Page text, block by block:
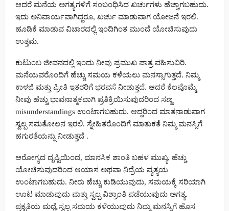
ಆದರೆ ಮನೆಯ ಅಗತ್ಯಗಳಿಗೆ ಸಂಬಂಧಿಸಿದ ಖರ್ಚುಗಳು ಹೆಚ್ಚಾಗಬಹುದು.
ಇದು ಅನಿವಾರ್ಯವಾಗಿದ್ದರೂ, ಖರ್ಚು ಮಾಡುವಾಗ ಯೋಜನೆ ಇರಲಿ.
ಹೂಡಿಕೆ ಮಾಡುವ ವಿಚಾರದಲ್ಲಿ ಇಂದಿಗಿಂತ ಮುಂದೆ ಯೋಚಿಸುವುದು
ಉತ್ತಮ.
ಕುಟುಂಬ ಜೀವನದಲ್ಲಿ ಇಂದು ನೀವು ಪ್ರಮುಖ ಪಾತ್ರ ವಹಿಸುವಿರಿ.
ಮನೆಯವರೊಂದಿಗೆ ಹೆಚ್ಚು ಸಮಯ ಕಳೆಯಲು ಮನಸ್ಸಾಗುತ್ತದೆ. ನಿಮ್ಮ
ಕಾಳಜಿ ಮತ್ತು ಪ್ರೀತಿ ಇತರರಿಗೆ ಭರವಸೆ ನೀಡುತ್ತದೆ. ಆದರೆ ಕೆಲವೊಮ್ಮೆ
ನೀವು ಹೆಚ್ಚು ಭಾವನಾತ್ಮಕವಾಗಿ ಪ್ರತಿಕ್ರಿಯಿಸುವುದರಿಂದ ಸಣ್ಣ
misunderstandings ಉಂಟಾಗಬಹುದು. ಆದ್ದರಿಂದ ಮಾತನಾಡುವಾಗ
ಸ್ವಲ್ಪ ಸಮತೋಲನ ಇರಲಿ. ಸ್ನೇಹಿತರೊಂದಿಗೆ ಮಾತುಕತೆ ನಿಮ್ಮ ಮನಸ್ಸಿಗೆ
ಹಗುರತೆಯನ್ನು ನೀಡುತ್ತದೆ .
ಆರೋಗ್ಯದ ದೃಷ್ಟಿಯಿಂದ, ಮಾನಸಿಕ ಶಾಂತಿ ಬಹಳ ಮುಖ್ಯ. ಹೆಚ್ಚು
ಯೋಚಿಸುವುದರಿಂದ ಆಯಾಸ ಅಥವಾ ನಿದ್ರೆಯ ವ್ಯತ್ಯಯ
ಉಂಟಾಗಬಹುದು. ನೀರು ಹೆಚ್ಚು ಕುಡಿಯುವುದು, ಸಮಯಕ್ಕೆ ಸರಿಯಾಗಿ
ಊಟ ಮಾಡುವುದು ಮತ್ತು ಸ್ವಲ್ಪ ವಿಶ್ರಾಂತಿ ಪಡೆಯುವುದು ಅಗತ್ಯ.
ಪ್ರಕೃತಿಯ ಮಧ್ಯೆ ಸ್ವಲ್ಪ ಸಮಯ ಕಳೆಯುವುದು ನಿಮ್ಮ ಮನಸ್ಸಿಗೆ ಹೊಸ